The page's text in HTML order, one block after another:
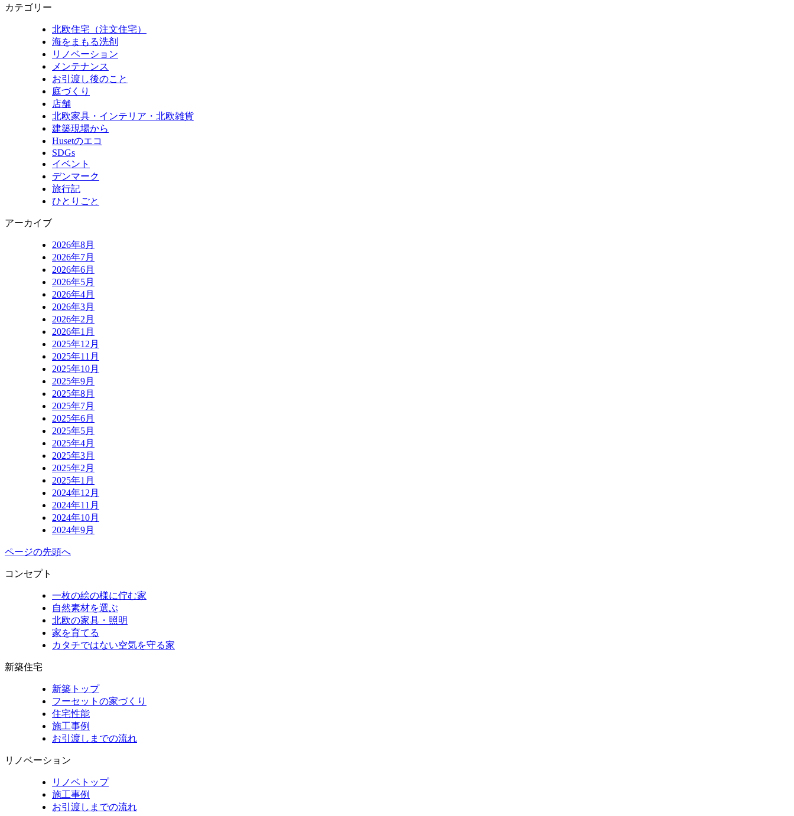
カテゴリー
北欧住宅（注文住宅）
海をまもる洗剤
リノベーション
メンテナンス
お引渡し後のこと
庭づくり
店舗
北欧家具・インテリア・北欧雑貨
建築現場から
Husetのエコ
SDGs
イベント
デンマーク
旅行記
ひとりごと
アーカイブ
2026年8月
2026年7月
2026年6月
2026年5月
2026年4月
2026年3月
2026年2月
2026年1月
2025年12月
2025年11月
2025年10月
2025年9月
2025年8月
2025年7月
2025年6月
2025年5月
2025年4月
2025年3月
2025年2月
2025年1月
2024年12月
2024年11月
2024年10月
2024年9月
ページの先頭へ
コンセプト
一枚の絵の様に佇む家
自然素材を選ぶ
北欧の家具・照明
家を育てる
カタチではない空気を守る家
新築住宅
新築トップ
フーセットの家づくり
住宅性能
施工事例
お引渡しまでの流れ
リノベーション
リノベトップ
施工事例
お引渡しまでの流れ